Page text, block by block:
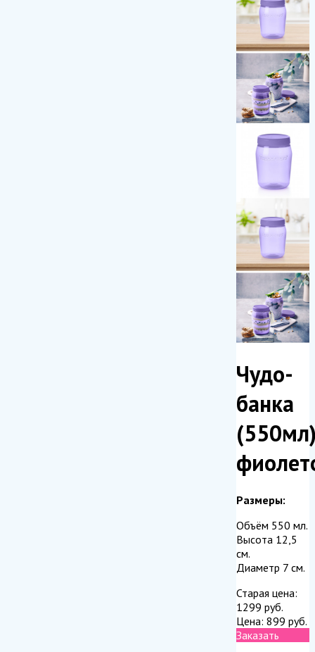
Чудо-
банка
Размеры:
Объём 550 мл.
Высота 12,5
см.
Диаметр 7 см.
Старая цена:
1299 руб.
Цена: 899 руб.
Заказать